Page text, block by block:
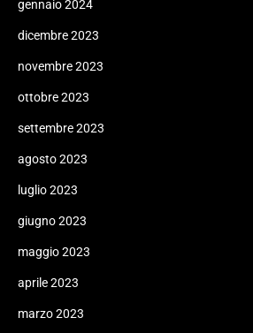
gennaio 2024
dicembre 2023
novembre 2023
ottobre 2023
settembre 2023
agosto 2023
luglio 2023
giugno 2023
maggio 2023
aprile 2023
marzo 2023